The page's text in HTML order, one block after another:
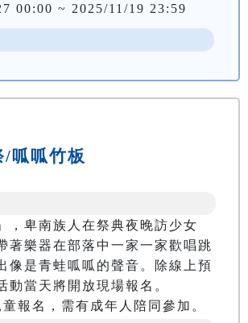
00:00 ~ 2025/11/19 23:59
/呱呱竹板
，卑南族人在祭典夜晚訪少女
著樂器在部落中一家一家歡唱跳
像是青蛙呱呱的聲音。除線上預
動當天將開放現場報名。
報名，需有成年人陪同參加。